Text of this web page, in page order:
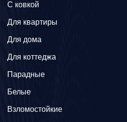
C ковкой
Для квартиры
Для дома
Для коттеджа
Парадные
Белые
Взломостойкие